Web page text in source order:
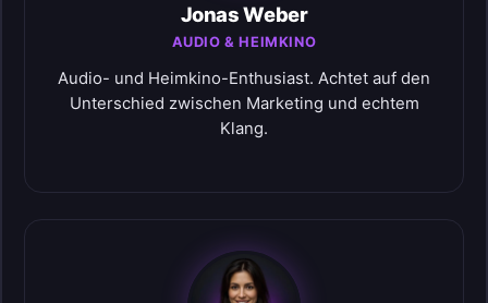
Jonas Weber
AUDIO & HEIMKINO
Audio- und Heimkino-Enthusiast. Achtet auf den
Unterschied zwischen Marketing und echtem
Klang.